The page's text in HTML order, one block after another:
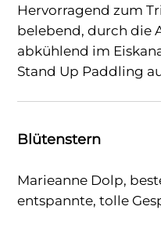
Hervorragend zum
belebend, durch die
abkühlend im
Stand Up Paddling
Blütenstern
Marieanne Dolp,
entspannte, tolle